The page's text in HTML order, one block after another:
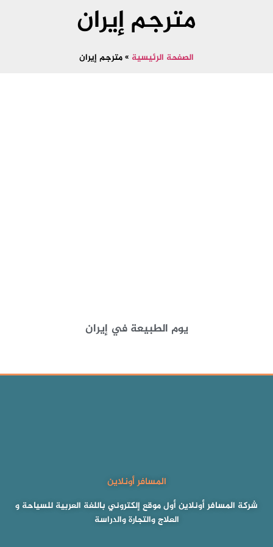
مترجم إيران
الصفحة الرئيسية »مترجم إيران
يوم الطبيعة في إيران
المسافر أونلاين
شركة المسافر أونلاين أول موقع إلكتروني باللغة العربية للسياحة و
العلاج والتجارة والدراسة